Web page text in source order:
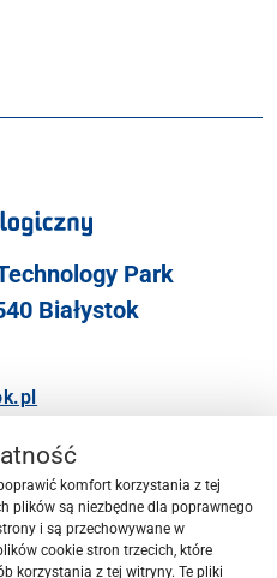
Park
Białystok
komfort korzystania z tej
plików są niezbędne dla poprawnego
i są przechowywane w
cookie stron trzecich, które
korzystania z tej witryny. Te pliki